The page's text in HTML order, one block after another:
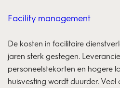
Facility management
De kosten in facilitaire
jaren sterk gestegen.
personeelstekorten en hogere
huisvesting wordt duurder.